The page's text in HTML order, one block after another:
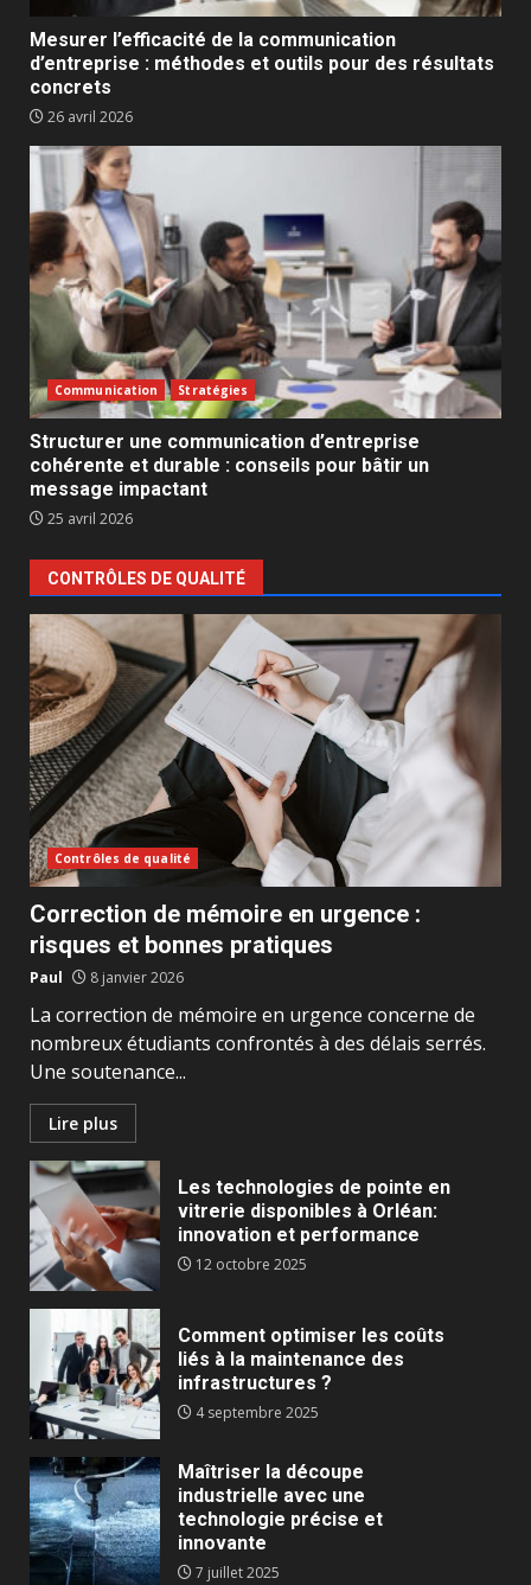
Mesurer l’efficacité de la communication
d’entreprise : méthodes et outils pour des résultats
concrets
26 avril 2026
Communication Stratégies
Structurer une communication d’entreprise
cohérente et durable : conseils pour bâtir un
message impactant
25 avril 2026
CONTRÔLES DE QUALITÉ
Contrôles de qualité
Correction de mémoire en urgence :
risques et bonnes pratiques
Paul 8 janvier 2026
La correction de mémoire en urgence concerne de
nombreux étudiants confrontés à des délais serrés.
Une soutenance...
Lire plus
Les technologies de pointe en
vitrerie disponibles à Orléan:
innovation et performance
12 octobre 2025
Comment optimiser les coûts
liés à la maintenance des
infrastructures ?
4 septembre 2025
Maîtriser la découpe
industrielle avec une
technologie précise et
innovante
7 juillet 2025